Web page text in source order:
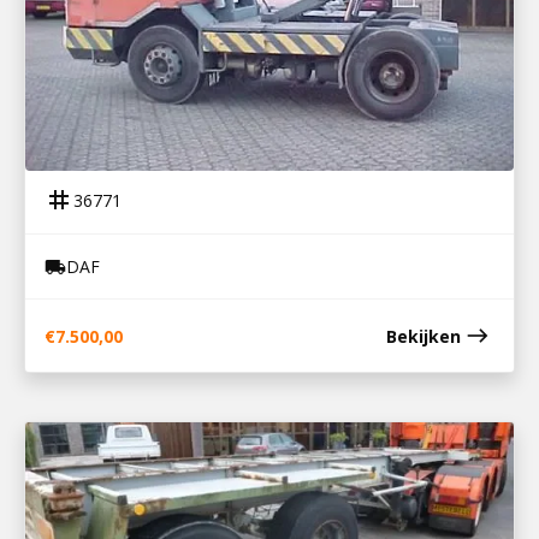
36771
DAF TUGMASTER
tag 36771
local_shippingDAF
€7.500,00 Bekijken east